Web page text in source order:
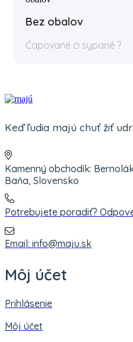
Bez obalov
Čapované či sypané ?
Keď ľudia majú chuť žiť
Kamenný obchodík:
Baňa, Slovensko
Potrebujete poradiť?
Email: info@maju.sk
Môj účet
Prihlásenie
Môj účet